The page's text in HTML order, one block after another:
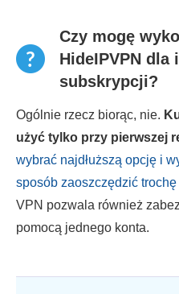
Czy mogę
HideIPVPN dla
subskrypcji?
Ogólnie rzecz biorąc, nie.
użyć tylko przy pierwszej
wybrać najdłuższą opcję i
sposób zaoszczędzić
VPN pozwala również
pomocą jednego konta.